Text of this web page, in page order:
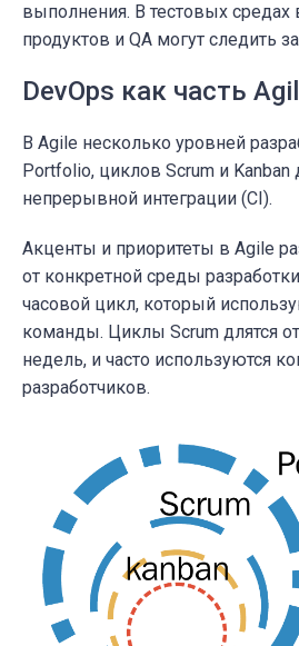
выполнения. В тестовых
продуктов и QA могут следить
DevOps как часть
В Agile несколько уровней
Portfolio, циклов Scrum и Kanban
непрерывной интеграции (CI).
Акценты и приоритеты в Agile
от конкретной среды
часовой цикл, который
команды. Циклы Scrum длятся
недель, и часто используются
разработчиков.